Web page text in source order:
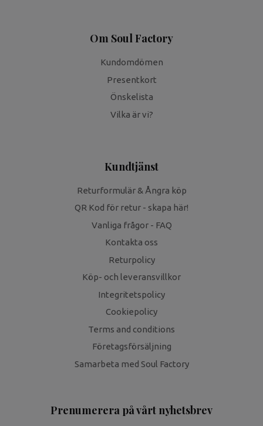
Om Soul Factory
Kundomdömen
Presentkort
Önskelista
Vilka är vi?
Kundtjänst
Returformulär & Ångra köp
QR Kod för retur - skapa här!
Vanliga frågor - FAQ
Kontakta oss
Returpolicy
Köp- och leveransvillkor
Integritetspolicy
Cookiepolicy
Terms and conditions
Företagsförsäljning
Samarbeta med Soul Factory
Prenumerera på vårt nyhetsbrev